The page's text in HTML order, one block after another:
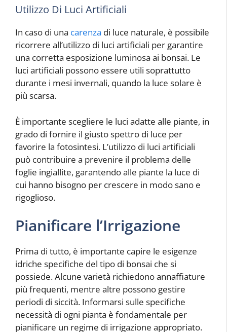
Utilizzo Di Luci Artificiali
In caso di una carenza di luce naturale, è possibile
ricorrere all’utilizzo di luci artificiali per garantire
una corretta esposizione luminosa ai bonsai. Le
luci artificiali possono essere utili soprattutto
durante i mesi invernali, quando la luce solare è
più scarsa.
È importante scegliere le luci adatte alle piante, in
grado di fornire il giusto spettro di luce per
favorire la fotosintesi. L’utilizzo di luci artificiali
può contribuire a prevenire il problema delle
foglie ingiallite, garantendo alle piante la luce di
cui hanno bisogno per crescere in modo sano e
rigoglioso.
Pianificare l’Irrigazione
Prima di tutto, è importante capire le esigenze
idriche specifiche del tipo di bonsai che si
possiede. Alcune varietà richiedono annaffiature
più frequenti, mentre altre possono gestire
periodi di siccità. Informarsi sulle specifiche
necessità di ogni pianta è fondamentale per
pianificare un regime di irrigazione appropriato.